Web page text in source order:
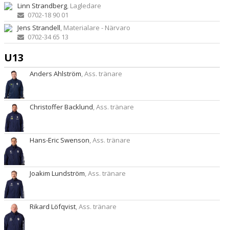
Linn Strandberg, Lagledare
0702-18 90 01
Jens Strandell, Materialare - Närvaro
0702-34 65 13
U13
Anders Ahlström, Ass. tränare
Christoffer Backlund, Ass. tränare
Hans-Eric Swenson, Ass. tränare
Joakim Lundström, Ass. tränare
Rikard Löfqvist, Ass. tränare